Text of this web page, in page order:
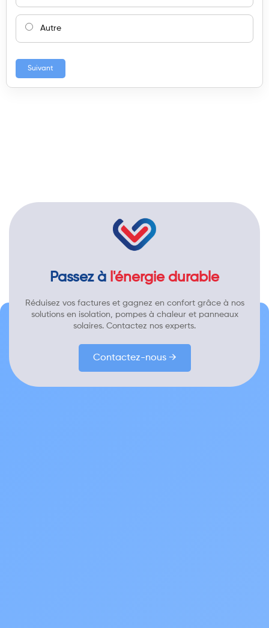
Autre
Suivant
Passez à l'énergie durable
Réduisez vos factures et gagnez en confort grâce à nos
solutions en isolation, pompes à chaleur et panneaux
solaires. Contactez nos experts.
Contactez-nous →